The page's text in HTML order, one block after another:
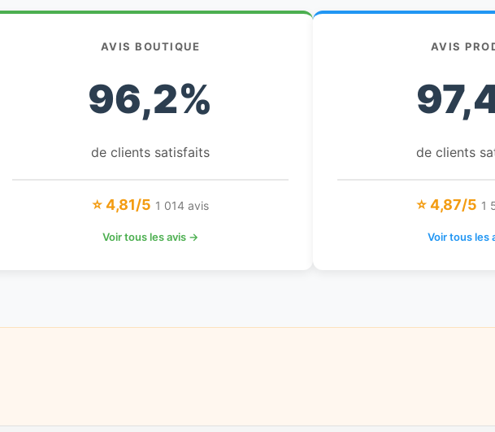
AVIS BOUTIQUE
96,2%
de clients satisfaits
⭐ 4,81/5 1 014 avis
Voir tous les avis →
AVIS
de clients
⭐ 4,87/5 1
Voir tous les